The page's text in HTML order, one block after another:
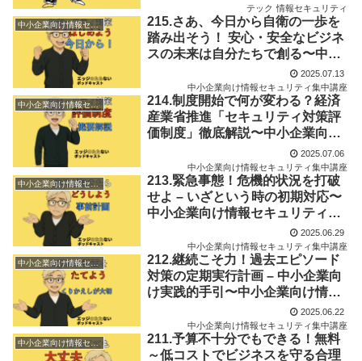
テック 情報セキュリティ
中小企業向け情報セキュリティ集中講座
215.さあ、今日から自衛の一歩を
踏み出そう！ 安心・安全なビジネ
スの未来は自分たちで創る〜中小
企業向けセキュリティ対策集中講
座Vol.12
2025.07.13
中小企業向け情報セキュリティ集中講座
中小企業向け情報セキュリティ集中講座
214.制度開始で何が変わる？経済
産業省推進「セキュリティ対策評
価制度」徹底解説〜中小企業向け
セキュリティ対策集中講座Vol.11
2025.07.06
中小企業向け情報セキュリティ集中講座
中小企業向け情報セキュリティ集中講座
213.緊急事態！危機的状況を打破
せよ – いざという時の初期対応〜
中小企業向け情報セキュリティ対
2025.06.29
中小企業向け情報セキュリティ集中講座
中小企業向け情報セキュリティ集中講座
212.継続こそ力！過去エピソード
対策の定期実行計画 – 中小企業向
け実践的手引〜中小企業向け情報
セキュリティ対策集中講座Vol.09
2025.06.22
中小企業向け情報セキュリティ集中講座
中小企業向け情報セキュリティ集中講座
211.予算不十分でもできる！無料
～低コストでビジネスを守る合理